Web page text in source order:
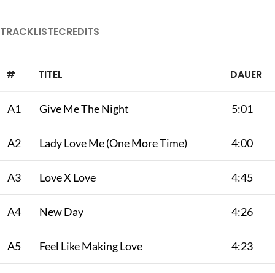
TRACKLISTECREDITS
# TITEL DAUER
A1 Give Me The Night 5:01
A2 Lady Love Me (One More Time) 4:00
A3 Love X Love 4:45
A4 New Day 4:26
A5 Feel Like Making Love 4:23